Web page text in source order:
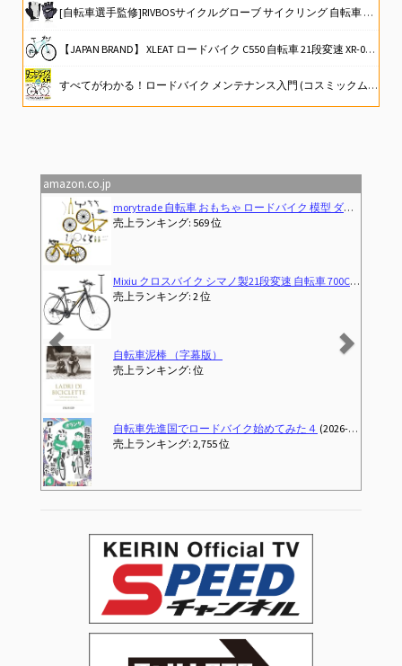
[自転車選手監修]RIVBOSサイクルグローブ サイクリング 自転車 ロードバイク グローブ 手袋 3D 立体 指切り gel入り 耐磨耗性 伸縮性 通気性 男女兼用 夏用 CHG001
【JAPAN BRAND】 XLEAT ロードバイク C550 自転車 21段変速 XR-009 【初乗り、応援。】(ターコイズ)
すべてがわかる！ロードバイク メンテナンス入門 (コスミックムック)
amazon.co.jp
morytrade 自転車 おもちゃ ロードバイク 模型 ダイキャストカー ロードレーサー 組み立て式 (イエロー)
売上ランキング: 569 位
Mixiu クロスバイク シマノ製21段変速 自転車 700C 27インチ相当 高炭素鋼フレーム 軽量 クロスバイク 男女兼用 通勤 通学 旅行 街乗り マウンテンバイク 空気入れ付き、前後泥除け、ワイヤーロック、ライト、反射板、コップホルダー (ブラック)
売上ランキング: 2 位
自転車泥棒 （字幕版）
売上ランキング: 位
自転車先進国でロードバイク始めてみた４(2026-04-03T00:00:00-00:00)
売上ランキング: 2,755 位
Previous Next